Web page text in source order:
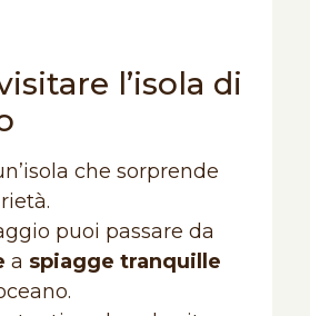
l’isola di
che sorprende
puoi passare da
a spiagge tranquille